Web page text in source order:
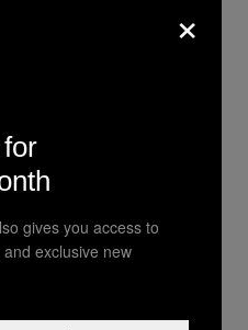
×
gives you access to
exclusive new